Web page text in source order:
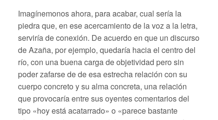
Imagínemonos ahora, para acabar, cual sería la
piedra que, en ese acercamiento de la voz a la letra,
serviría de conexión. De acuerdo en que un discurso
de Azaña, por ejemplo, quedaría hacia el centro del
río, con una buena carga de objetividad pero sin
poder zafarse de de esa estrecha relación con su
cuerpo concreto y su alma concreta, una relación
que provocaría entre sus oyentes comentarios del
tipo «hoy está acatarrado» o «parece bastante